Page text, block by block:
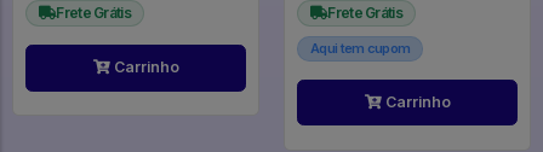
Frete Grátis
Carrinho
Frete Grátis
Aqui tem cupom
Carrinho